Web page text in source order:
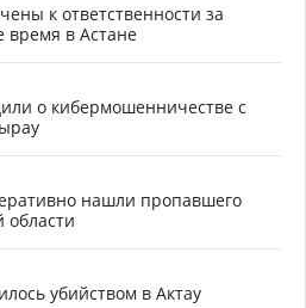
к ответственности за
время в Астане
о кибермошенничестве с
нашли пропавшего
области
убийством в Актау